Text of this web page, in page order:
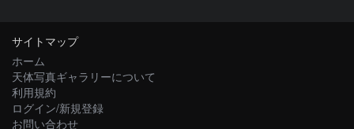
サイトマップ
ホーム
天体写真ギャラリーについて
利用規約
ログイン/新規登録
お問い合わせ